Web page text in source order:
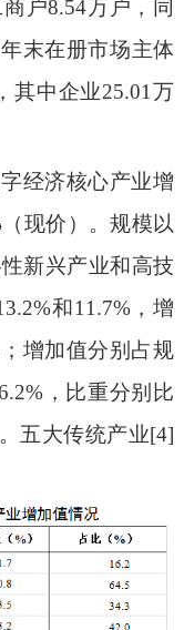
户8.54万户，同
末在册市场主体
其中企业25.01万
经济核心产业增
现价）。规模以
新兴产业和高技
和11.7%，增
增加值分别占规
，比重分别比
五大传统产业[4]